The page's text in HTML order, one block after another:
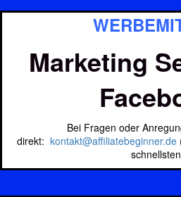
Marketing
Bei Fragen oder
direkt: kontakt@affiliatebeginner.de